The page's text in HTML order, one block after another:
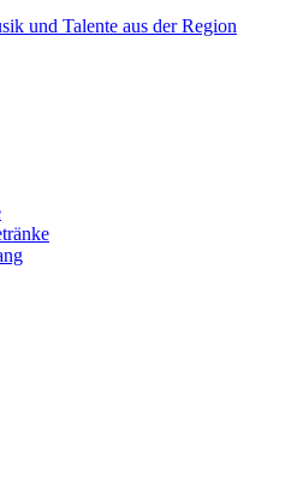
und Talente aus der Region